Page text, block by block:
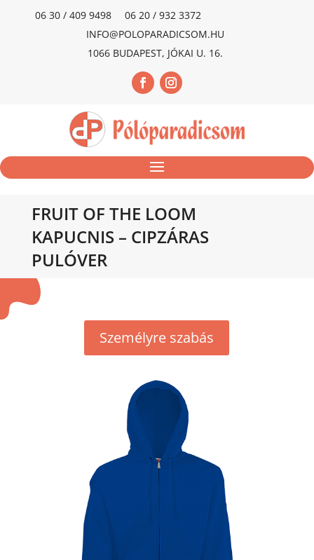
06 30 / 409 9498
06 20 / 932 3372
INFO@POLOPARADICSOM.HU
1066 BUDAPEST, JÓKAI U. 16.
FRUIT OF THE LOOM
KAPUCNIS – CIPZÁRAS
PULÓVER
Személyre szabás